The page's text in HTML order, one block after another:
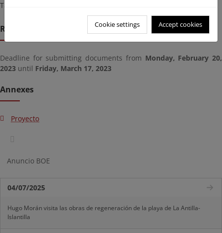
También podrá consultarse en esta página.
Remission deadline
Deadline for submitting documents from Monday, February 20,
2023 until Friday, March 17, 2023
Annexes
Proyecto
Anuncio BOE
04/07/2025
Hugo Morán visita las obras de regeneración de la playa de La Antilla-
Islantilla
Cookie settings Accept cookies